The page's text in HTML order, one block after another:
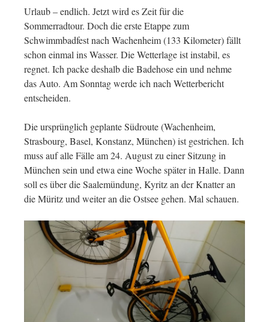
Urlaub – endlich. Jetzt wird es Zeit für die
Sommerradtour. Doch die erste Etappe zum
Schwimmbadfest nach Wachenheim (133 Kilometer) fällt
schon einmal ins Wasser. Die Wetterlage ist instabil, es
regnet. Ich packe deshalb die Badehose ein und nehme
das Auto. Am Sonntag werde ich nach Wetterbericht
entscheiden.
Die ursprünglich geplante Südroute (Wachenheim,
Strasbourg, Basel, Konstanz, München) ist gestrichen. Ich
muss auf alle Fälle am 24. August zu einer Sitzung in
München sein und etwa eine Woche später in Halle. Dann
soll es über die Saalemündung, Kyritz an der Knatter an
die Müritz und weiter an die Ostsee gehen. Mal schauen.